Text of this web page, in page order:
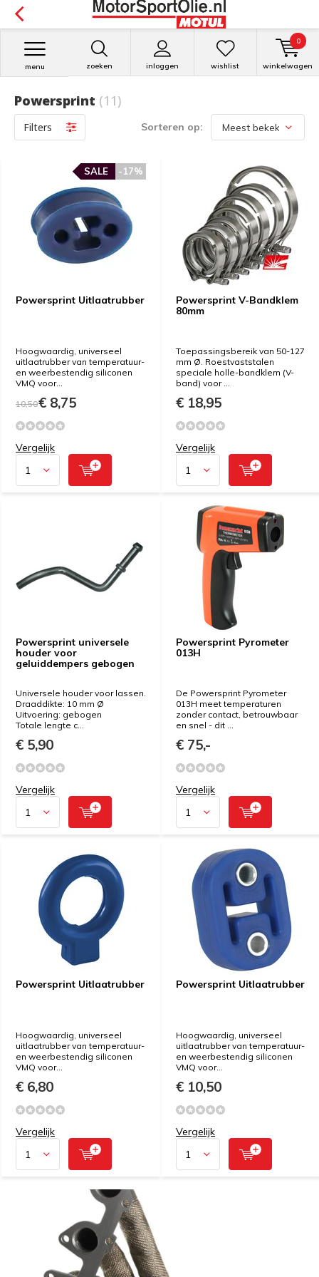
zoeken inloggen
menu wishlist winkelwagen
0
Powersprint (11)
Filters Sorteren op:
Powersprint Uitlaatrubber
-17%
SALE
Hoogwaardig, universeel
uitlaatrubber van temperatuur-
en weerbestendig siliconen
VMQ voor...
10,50€ 8,75
Vergelijk
Powersprint V-Bandklem
80mm
Toepassingsbereik van 50-127
mm Ø. Roestvaststalen
speciale holle-bandklem (V-
band) voor ...
€ 18,95
Vergelijk
Powersprint universele
houder voor
geluiddempers gebogen
Universele houder voor lassen.
Draaddikte: 10 mm Ø
Uitvoering: gebogen
Totale lengte c...
€ 5,90
Vergelijk
Powersprint Pyrometer
013H
De Powersprint Pyrometer
013H meet temperaturen
zonder contact, betrouwbaar
en snel - dit ...
€ 75,-
Vergelijk
Powersprint Uitlaatrubber
Hoogwaardig, universeel
uitlaatrubber van temperatuur-
en weerbestendig siliconen
VMQ voor...
€ 6,80
Vergelijk
Powersprint Uitlaatrubber
Hoogwaardig, universeel
uitlaatrubber van temperatuur-
en weerbestendig siliconen
VMQ voor...
€ 10,50
Vergelijk